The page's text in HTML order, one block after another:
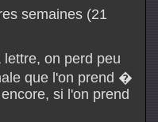
semaines (21
on perd peu
que l'on prend �
si l'on prend